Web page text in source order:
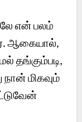
என் பலம்
ஆகையால்,
தங்கும்படி,
மிகவும்